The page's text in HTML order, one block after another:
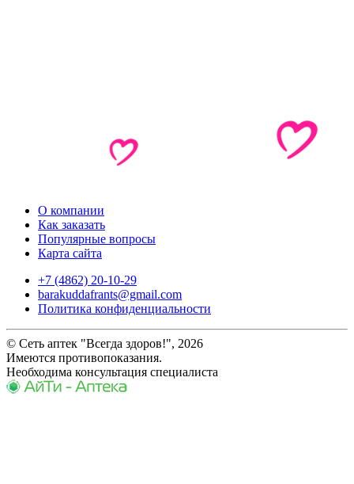
О компании
Как заказать
Популярные вопросы
Карта сайта
+7 (4862) 20-10-29
barakuddafrants@gmail.com
Политика конфиденциальности
© Сеть аптек "Всегда здоров!", 2026
Имеются противопоказания.
Необходима консультация специалиста